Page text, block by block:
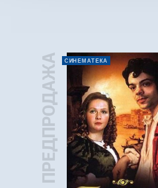
ПРЕДПРОДАЖА СИНЕМАТЕКА